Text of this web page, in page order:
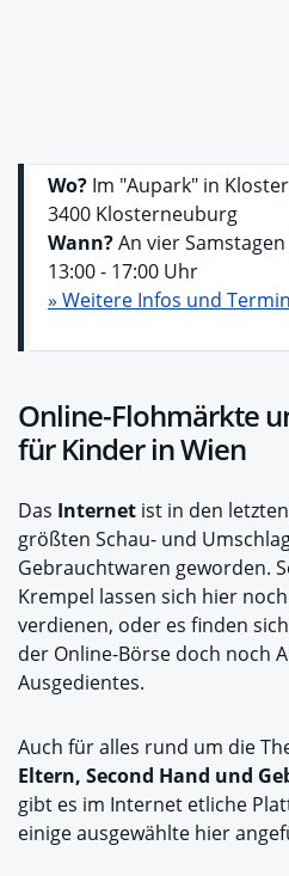
Wo? Im "Aupark" in
3400 Klosterneuburg
Wann?An vier
13:00 - 17:00 Uhr
» Weitere Infos und
Online-Flohmärkte
für Kinder in Wien
Das Internet ist in den
größten Schau- und
Gebrauchtwaren geworden.
Krempel lassen sich hier
verdienen, oder es finden
der Online-Börse doch noch
Ausgedientes.
Auch für alles rund um die
Eltern, Second Hand und
gibt es im Internet etliche
einige ausgewählte hier